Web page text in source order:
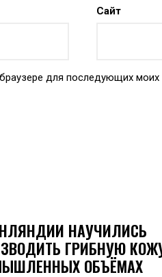
Сайт
для последующих моих
НАУЧИЛИСЬ
ГРИБНУЮ
ОБЪЁМАХ